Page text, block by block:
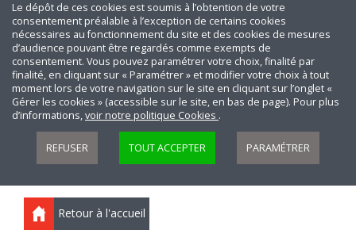
Le dépôt de ces cookies est soumis à l’obtention de votre
consentement préalable à l’exception de certains cookies
nécessaires au fonctionnement du site et des cookies de mesures
d’audience pouvant être regardés comme exempts de
consentement. Vous pouvez paramétrer votre choix, finalité par
finalité, en cliquant sur « Paramétrer » et modifier votre choix à tout
moment lors de votre navigation sur le site en cliquant sur l’onglet «
Gérer les cookies » (accessible sur le site, en bas de page). Pour plus
d’informations,voir notre politique Cookies .
REFUSER TOUT ACCEPTER PARAMÉTRER
Retour à l'accueil